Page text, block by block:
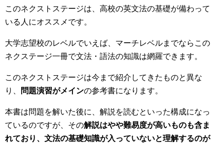
このネクストステージは、高校の英文法の基礎が備わって
いる人にオススメです。
大学志望校のレベルでいえば、マーチレベルまでならこの
ネクステージ一冊で文法・語法の知識は網羅できます。
このネクストステージは今まで紹介してきたものと異な
り、
問題演習がメインの参考書になります。
本書は問題を解いた後に、解説を読むといった構成になっ
ているのですが、その解説はやや難易度が高いものも含ま
れており、文法の基礎知識が入っていないと理解するのが